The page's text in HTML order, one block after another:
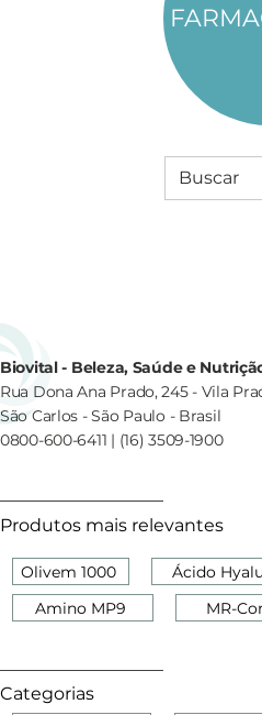
Biovital - Beleza, Saúde e
Rua Dona Ana Prado, 245 - Vila
São Carlos - São Paulo - Brasil
0800-600-6411 | (16) 3509-1900
Produtos mais relevantes
Olivem 1000
Ácido
Amino MP9
MR-
Categorias